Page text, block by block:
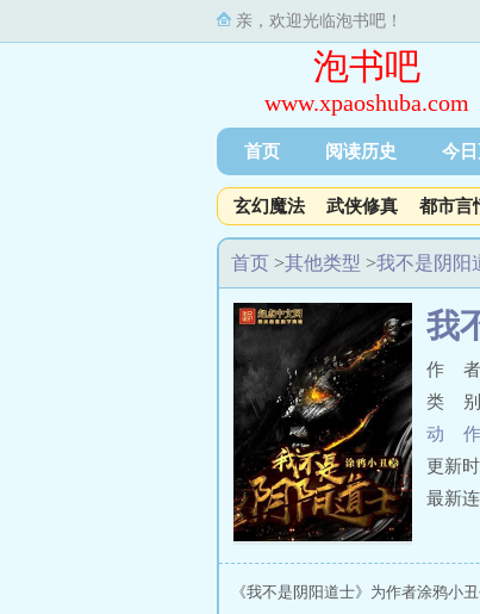
亲，欢迎光临泡书吧！
泡书吧
www.xpaoshuba.com
首页 阅读历史 今
玄幻魔法 武侠修真 都市言
首页 >其他类型 >我不是阴阳
我
作 者
类 别
动 作
更新
最新连
《我不是阴阳道士》为作者涂鸦小